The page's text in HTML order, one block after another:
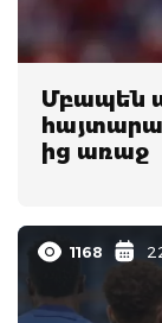
Մբապեն
ից առաջ
1168